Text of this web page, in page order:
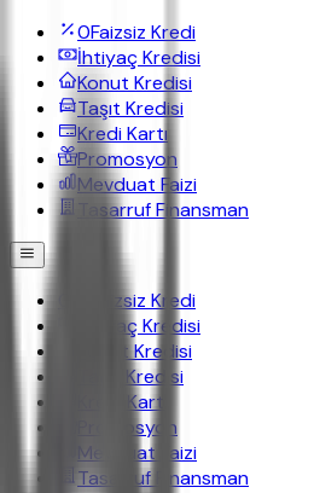
0Faizsiz Kredi
İhtiyaç Kredisi
Konut Kredisi
Taşıt Kredisi
Kredi Kartı
Promosyon
Mevduat Faizi
Tasarruf Finansman
Faizsiz Kredi
İhtiyaç Kredisi
Konut Kredisi
Taşıt Kredisi
Kredi Kartı
Promosyon
Mevduat Faizi
Tasarruf Finansman